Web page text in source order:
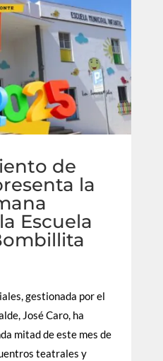
de
la
Escuela
gestionada por el
José Caro, ha
mitad de este mes de
teatrales y